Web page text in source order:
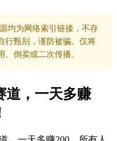
均为网络索引链接，不存
行甄别，谨防被骗。仅将
倒卖或二次传播。
道，一天多赚